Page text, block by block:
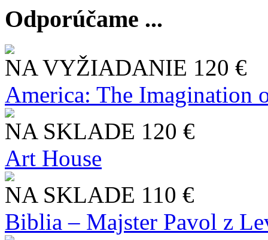
Odporúčame ...
NA VYŽIADANIE 120 €
America: The Imagination
NA SKLADE 120 €
Art House
NA SKLADE 110 €
Biblia – Majster Pavol z